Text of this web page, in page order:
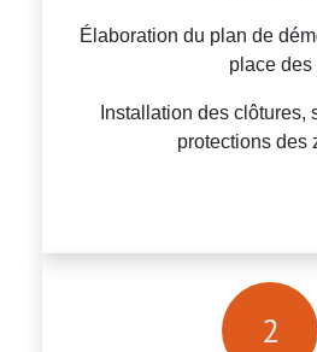
Élaboration du plan de
place des
Installation des clôtures,
protections des
2​